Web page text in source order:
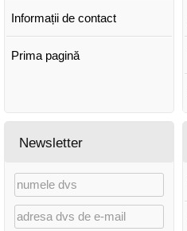
Informații de contact
Prima pagină
Newsletter